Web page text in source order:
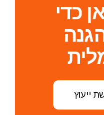
כדי
ייעוץ